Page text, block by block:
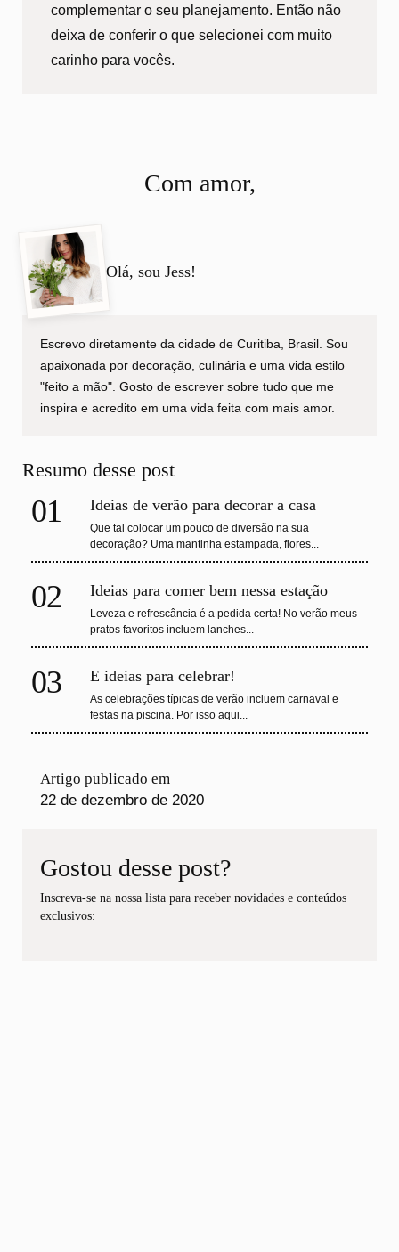
complementar o seu planejamento. Então não
deixa de conferir o que selecionei com muito
carinho para vocês.
Com amor,
Olá, sou Jess!
Escrevo diretamente da cidade de Curitiba, Brasil. Sou
apaixonada por decoração, culinária e uma vida estilo
"feito a mão". Gosto de escrever sobre tudo que me
inspira e acredito em uma vida feita com mais amor.
Resumo desse post
01 Ideias de verão para decorar a casa
Que tal colocar um pouco de diversão na sua
decoração? Uma mantinha estampada, flores...
02 Ideias para comer bem nessa estação
Leveza e refrescância é a pedida certa! No verão meus
pratos favoritos incluem lanches...
03 E ideias para celebrar!
As celebrações típicas de verão incluem carnaval e
festas na piscina. Por isso aqui...
Artigo publicado em
22 de dezembro de 2020
Gostou desse post?
Inscreva-se na nossa lista para receber novidades e conteúdos
exclusivos: